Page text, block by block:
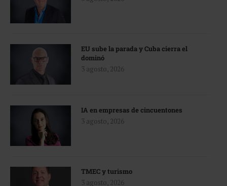
EU sube la parada y Cuba cierra el
dominó
3 agosto, 2026
IA en empresas de cincuentones
3 agosto, 2026
TMEC y turismo
3 agosto, 2026